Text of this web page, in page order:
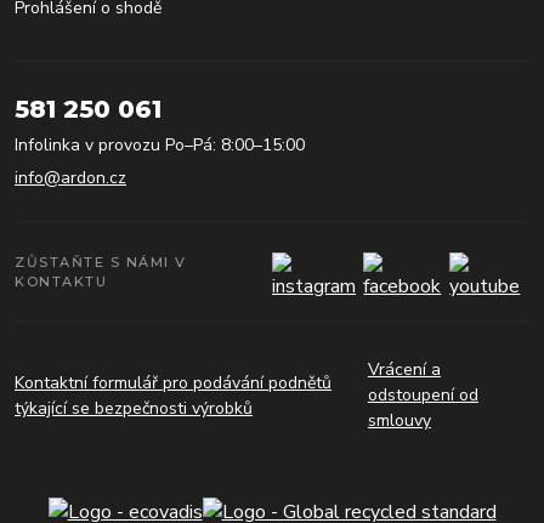
Prohlášení o shodě
581 250 061
Infolinka v provozu Po–Pá: 8:00–15:00
info@ardon.cz
ZŮSTAŇTE S NÁMI V
KONTAKTU
Kontaktní formulář pro podávání podnětů
týkající se bezpečnosti výrobků
Vrácení a
odstoupení od
smlouvy